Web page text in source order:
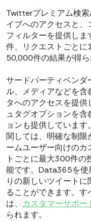
Twitterプレミアム検
イブへのアクセスと
フィルターを提供し
件、リクエストごと
50,000件の結果が得ら
サードパーティベンダ
ル、メディアなどを
タへのアクセスを提
ュタグオプションを
ョンも提供していま
関しては、明確な制限
ームユーザー向けの
トごとに最大300件
能です。Data365を使
りの新しいツイート
ることができます。
は、 カスタマーサポー
られます。